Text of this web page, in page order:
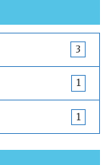
3
1
1